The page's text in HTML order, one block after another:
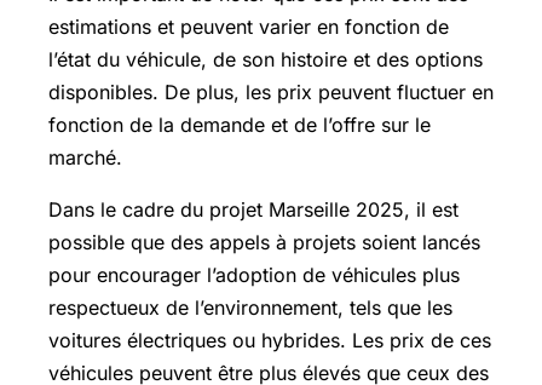
estimations et peuvent varier en fonction de
l’état du véhicule, de son histoire et des options
disponibles. De plus, les prix peuvent fluctuer en
fonction de la demande et de l’offre sur le
marché.
Dans le cadre du projet Marseille 2025, il est
possible que des appels à projets soient lancés
pour encourager l’adoption de véhicules plus
respectueux de l’environnement, tels que les
voitures électriques ou hybrides. Les prix de ces
véhicules peuvent être plus élevés que ceux des